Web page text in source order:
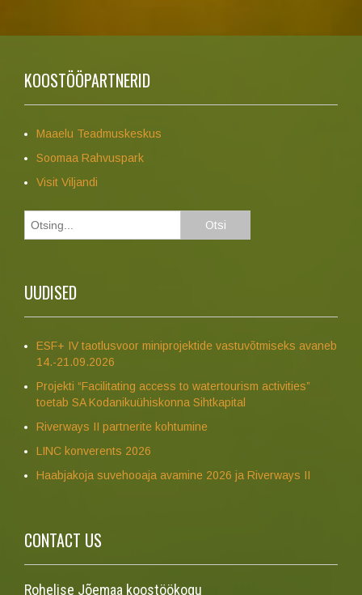
KOOSTÖÖPARTNERID
Maaelu Teadmuskeskus
Soomaa Rahvuspark
Visit Viljandi
UUDISED
ESF+ IV taotlusvoor miniprojektide vastuvõtmiseks avaneb
14.-21.09.2026
Projekti “Facilitating access to watertourism activities”
toetab SA Kodanikuühiskonna Sihtkapital
Riverways II partnerite kohtumine
LINC konverents 2026
Haabjakoja suvehooaja avamine 2026 ja Riverways II
CONTACT US
Rohelise Jõemaa koostöökogu